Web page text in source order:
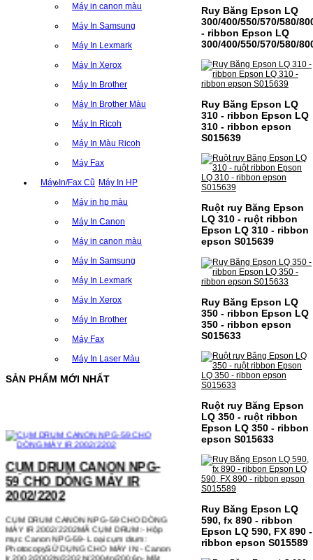
Máy in canon màu
Máy In Samsung
Máy In Lexmark
Máy In Xerox
Máy In Brother
Máy In Brother Màu
Máy In Ricoh
Máy In Màu Ricoh
Máy Fax
Máy In/Fax Cũ Máy In HP
Máy in hp màu
Máy In Canon
Máy in canon màu
Máy In Samsung
Máy In Lexmark
Máy In Xerox
Máy In Brother
Máy Fax
Máy In Laser Màu
SẢN PHẨM MỚI NHẤT
CỤM DRUM CANON NPG-
2002/2202
CỤM DRUM CANON NPG-59 CHO DÒNG
MÁY IR 2002/2202MÃ CỤM DRUM:- Hộp
mực Canon NPG-59- Loại cụm drum:
PhotocopySỬ DỤNG CHO MÁY IN:- Canon
Ir 2002/2002N/2202N/2004n/2006n- Mặt
hàng thường xuyên…
Giá : 1.399.000VND
Ruy Băng Epson LQ
300/400/550/570/580/
- ribbon Epson LQ
300/400/550/570/580/
Ruy Băng Epson LQ
310 - ribbon Epson LQ
310 - ribbon epson
S015639
Ruột ruy Băng Epson
LQ 310 - ruột ribbon
Epson LQ 310 - ribbon
epson S015639
Ruy Băng Epson LQ
350 - ribbon Epson LQ
350 - ribbon epson
S015633
Ruột ruy Băng Epson
LQ 350 - ruột ribbon
Epson LQ 350 - ribbon
epson S015633
Ruy Băng Epson LQ
590, fx 890 - ribbon
Epson LQ 590, FX 890 -
ribbon epson S015589